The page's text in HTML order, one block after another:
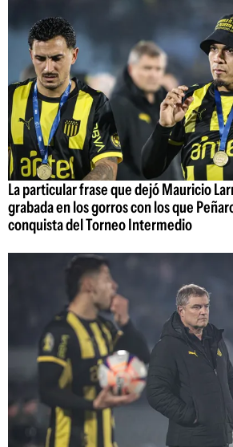
La particular frase que dejó Mauricio
grabada en los gorros con los que
conquista del Torneo Intermedio